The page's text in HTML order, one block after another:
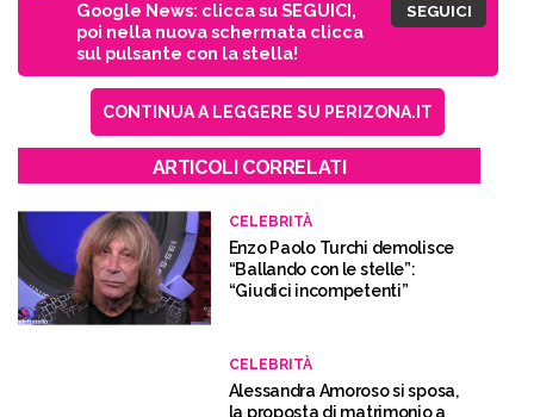
Google News: clicca su SEGUICI,
poi nella nuova schermata clicca
sul pulsante con la stella!
SEGUICI
CONTINUA A LEGGERE SU PERIZONA.IT
ARTICOLI CORRELATI
CELEBRITÀ
Enzo Paolo Turchi demolisce
“Ballando con le stelle”:
“Giudici incompetenti”
CELEBRITÀ
Alessandra Amoroso si sposa,
la proposta di matrimonio a